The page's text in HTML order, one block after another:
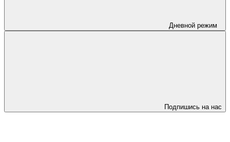
Дневной режим
Подпишись на нас